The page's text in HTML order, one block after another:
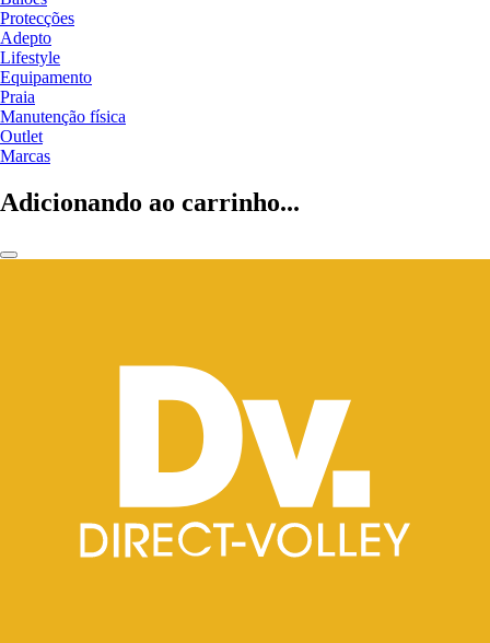
Protecções
Adepto
Lifestyle
Equipamento
Praia
Manutenção física
Outlet
Marcas
Adicionando ao carrinho...